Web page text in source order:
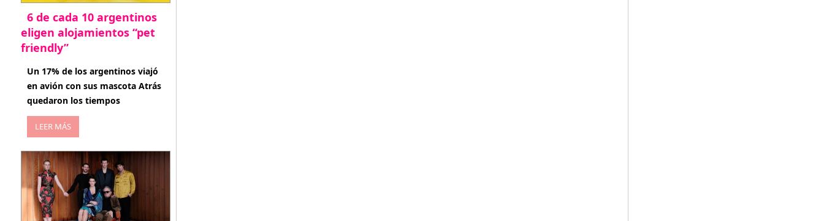
6 de cada 10 argentinos
eligen alojamientos “pet
friendly”
abril 27, 2026
Un 17% de los argentinos viajó
en avión con sus mascota Atrás
quedaron los tiempos
LEER MÁS